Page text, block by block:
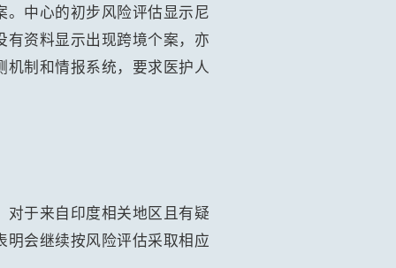
。中心的初步风险评估显示尼
有资料显示出现跨境个案，亦
机制和情报系统，要求医护人
对于来自印度相关地区且有疑
明会继续按风险评估采取相应